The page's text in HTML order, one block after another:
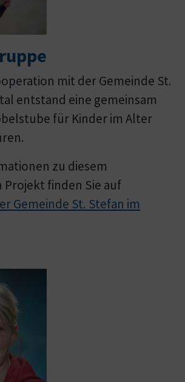
mit der Gemeinde St.
entstand eine gemeinsam
für Kinder im Alter
zu diesem
Projekt finden Sie auf
Gemeinde St. Stefan im